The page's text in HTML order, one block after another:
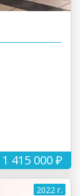
1 415 000 ₽
2022 г.